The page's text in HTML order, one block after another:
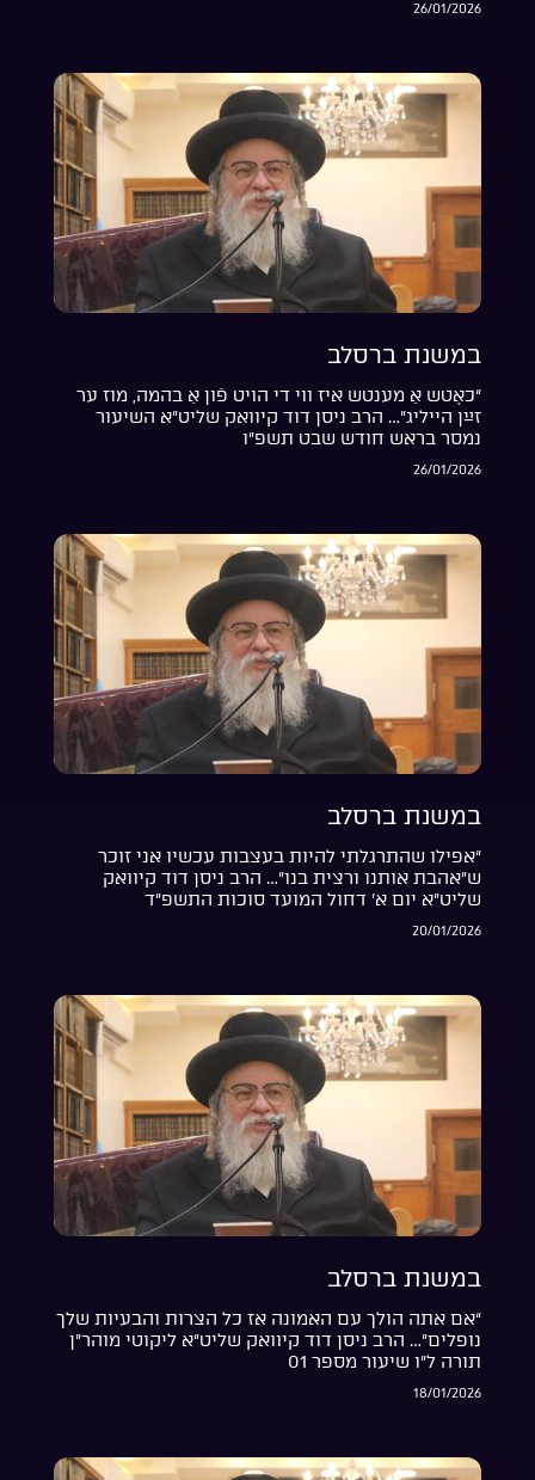
26/01/2026
במשנת ברסלב
“כאָטש אַ מענטש איז ווי די הויט פֿון אַ בהמה, מוז ער
זײַן הייליג”… הרב ניסן דוד קיוואק שליט”א השיעור
נמסר בראש חודש שבט תשפ”ו
26/01/2026
במשנת ברסלב
“אפילו שהתרגלתי להיות בעצבות עכשיו אני זוכר
ש”אהבת אותנו ורצית בנו”… הרב ניסן דוד קיוואק
שליט”א יום א’ דחול המועד סוכות התשפ”ד
20/01/2026
במשנת ברסלב
“אם אתה הולך עם האמונה אז כל הצרות והבעיות שלך
נופלים”… הרב ניסן דוד קיוואק שליט”א ליקוטי מוהר”ן
תורה ל”ו שיעור מספר 01
18/01/2026